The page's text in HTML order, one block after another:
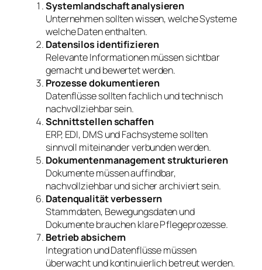
Systemlandschaft analysieren
Unternehmen sollten wissen, welche Systeme
welche Daten enthalten.
Datensilos identifizieren
Relevante Informationen müssen sichtbar
gemacht und bewertet werden.
Prozesse dokumentieren
Datenflüsse sollten fachlich und technisch
nachvollziehbar sein.
Schnittstellen schaffen
ERP, EDI, DMS und Fachsysteme sollten
sinnvoll miteinander verbunden werden.
Dokumentenmanagement strukturieren
Dokumente müssen auffindbar,
nachvollziehbar und sicher archiviert sein.
Datenqualität verbessern
Stammdaten, Bewegungsdaten und
Dokumente brauchen klare Pflegeprozesse.
Betrieb absichern
Integration und Datenflüsse müssen
überwacht und kontinuierlich betreut werden.